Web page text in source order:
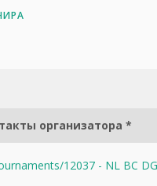
организатора *
12037 - NL BC DG